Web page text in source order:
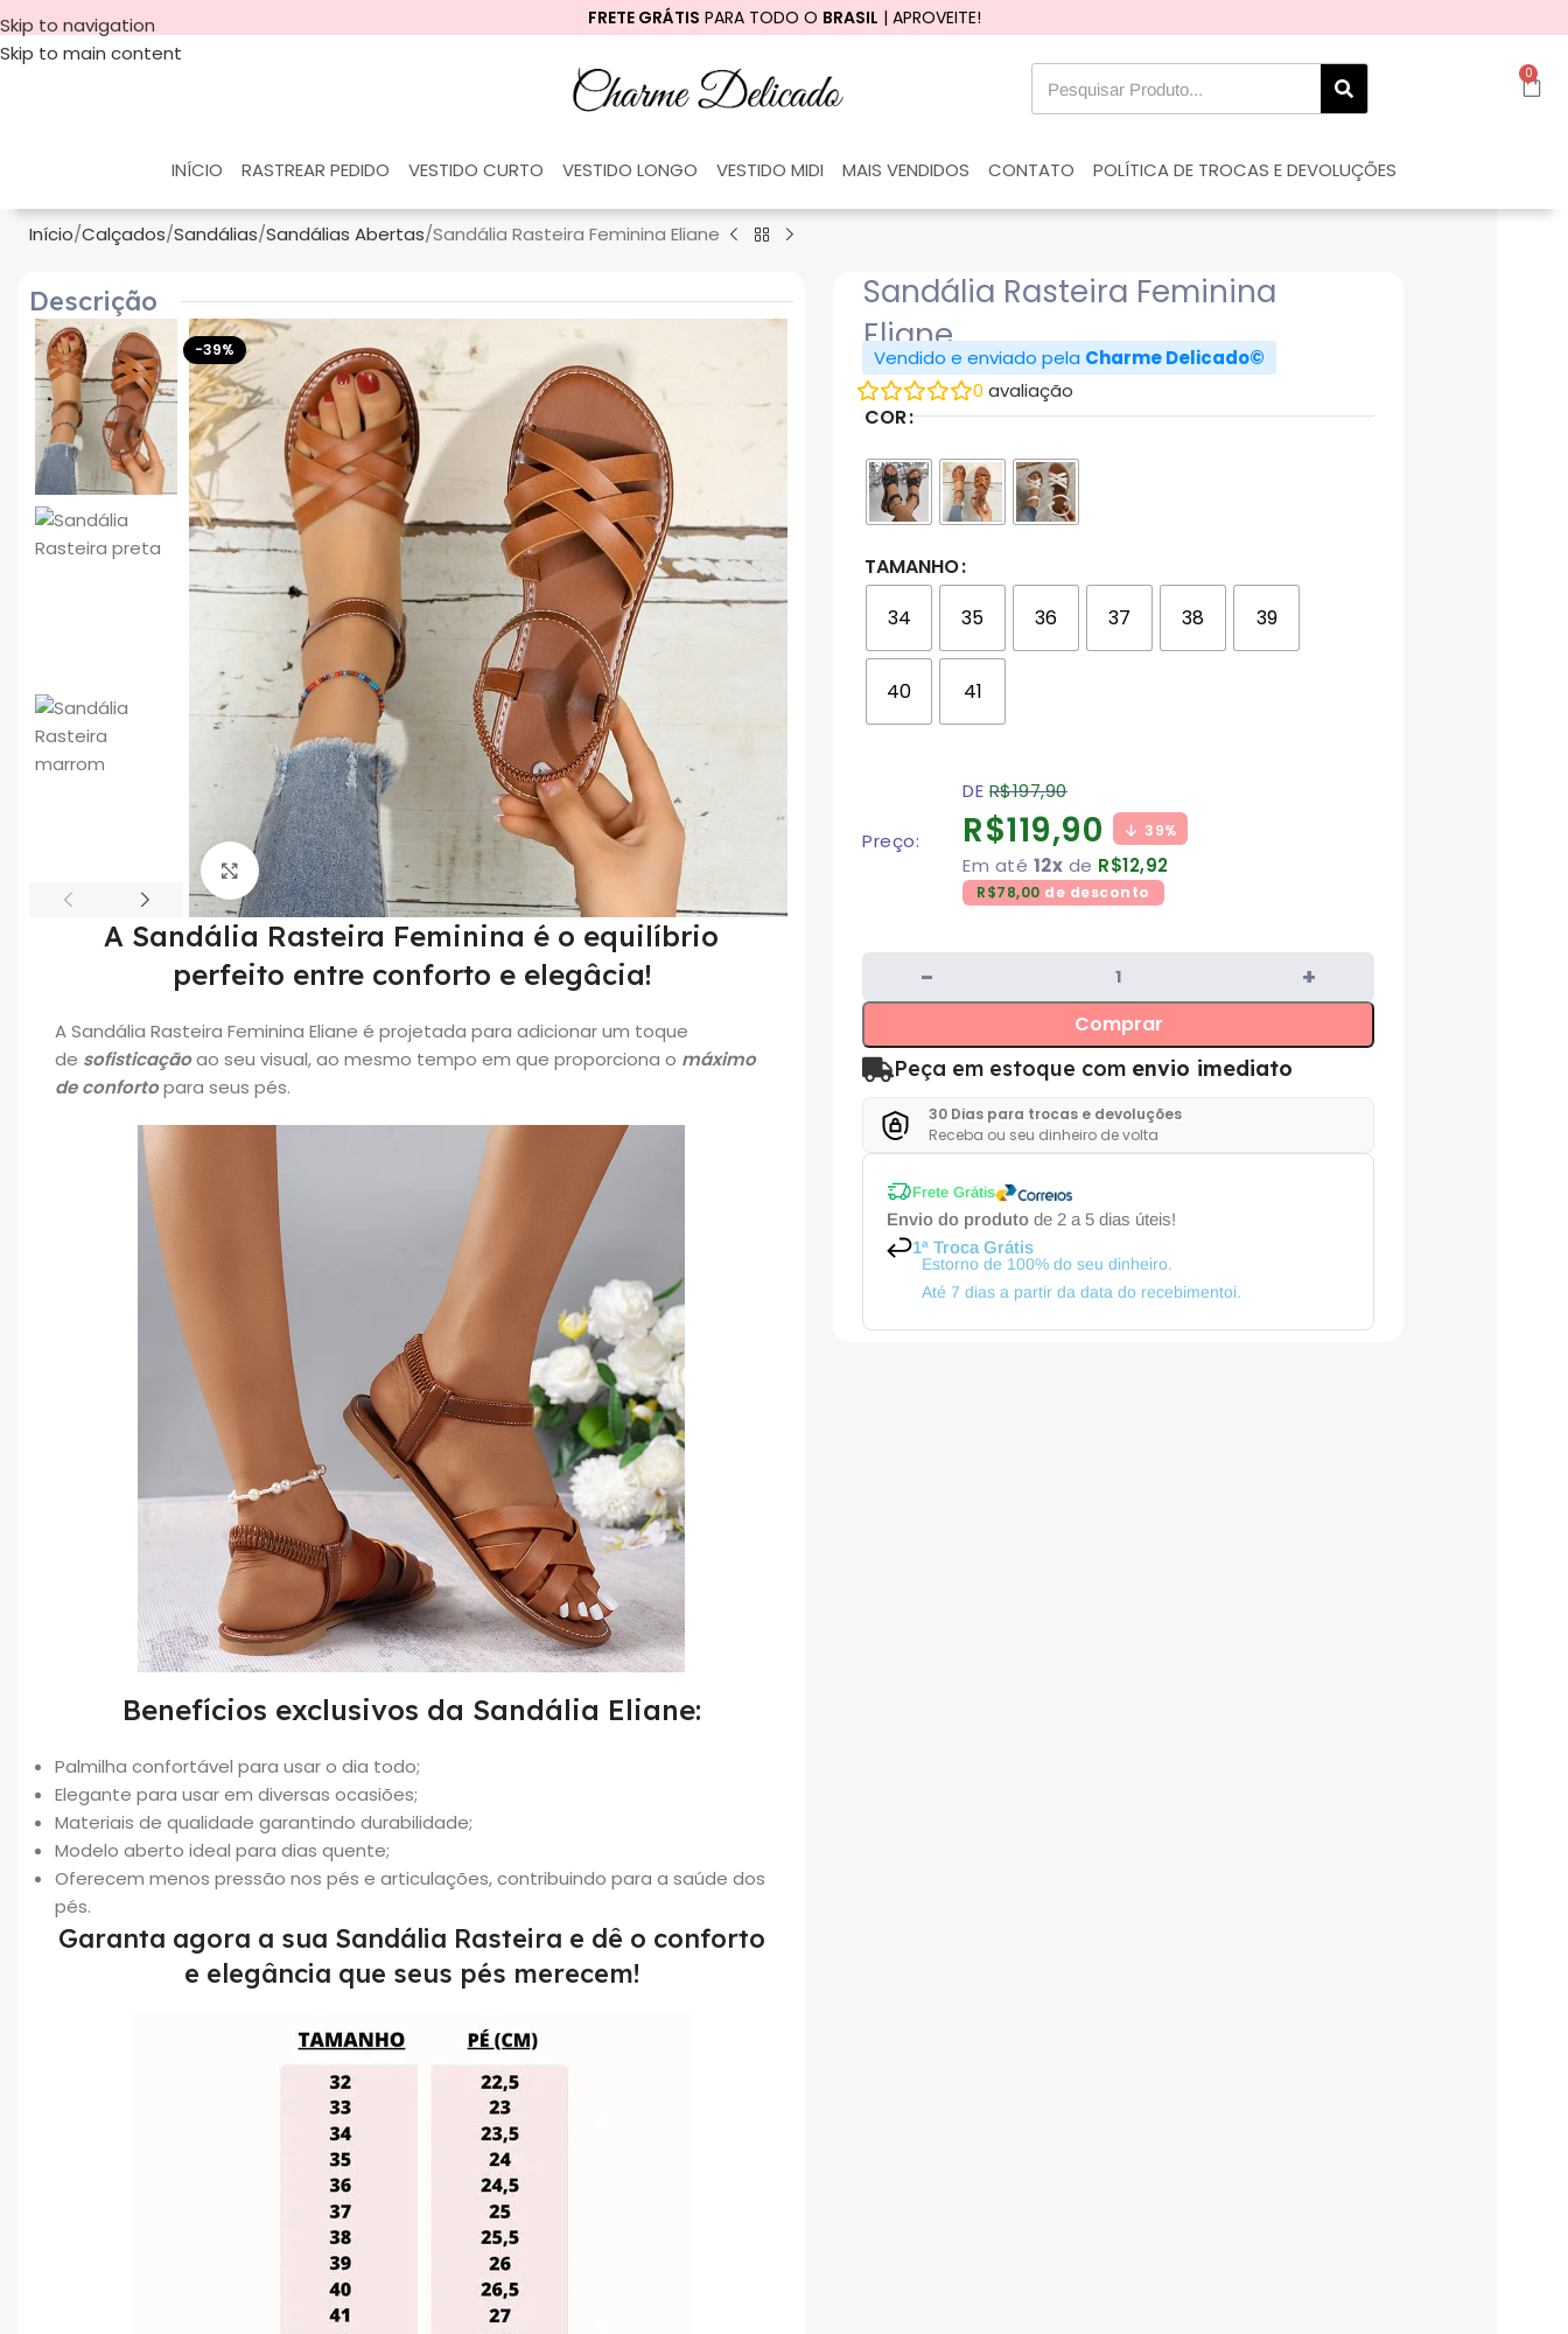
Skip to navigation
Skip to main content
FRETE GRÁTIS PARA TODO O BRASIL | APROVEITE!
0
INÍCIO RASTREAR PEDIDO VESTIDO CURTO VESTIDO LONGO VESTIDO MIDI MAIS VENDIDOS CONTATO POLÍTICA DE TROCAS E DEVOLUÇÕES
Início Calçados Sandálias Sandálias Abertas Sandália Rasteira Feminina Eliane
Descrição
-39%
Click to enlarge
A Sandália Rasteira Feminina é o equilíbrio
perfeito entre conforto e elegâcia!
A Sandália Rasteira Feminina Eliane é projetada para adicionar um toque
de sofisticaçãoao seu visual, ao mesmo tempo em que proporciona o máximo
de confortopara seus pés.
Benefícios exclusivos da Sandália Eliane:
Palmilha confortável para usar o dia todo;
Elegante para usar em diversas ocasiões;
Materiais de qualidade garantindo durabilidade;
Modelo aberto ideal para dias quente;
Oferecem menos pressão nos pés e articulações, contribuindo para a saúde dos
pés.
Garanta agora a sua Sandália Rasteira e dê o conforto
e elegância que seus pés merecem!
Sandália Rasteira Feminina
Eliane
Vendido e enviado pela Charme Delicado©
0 avaliação
COR
TAMANHO
34
35 36 37 38 39
40 41
Preço:
DE R$197,90
R$119,90 39%
Em até 12x de R$12,92
R$78,00 de desconto
Comprar
Peça em estoque com envio imediato
30 Dias para trocas e devoluções
Receba ou seu dinheiro de volta
Frete Grátis
Envio do produto de 2 a 5 dias úteis!
1ª Troca Grátis
Estorno de 100% do seu dinheiro.
Até 7 dias a partir da data do recebimentoi.